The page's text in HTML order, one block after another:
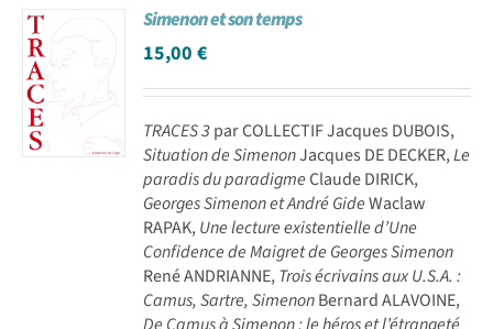
Simenon et son temps
15,00€
TRACES 3par COLLECTIF Jacques DUBOIS,
Situation de SimenonJacques DE DECKER,Le
paradis du paradigmeClaude DIRICK,
Georges Simenon et André GideWaclaw
RAPAK,Une lecture existentielle d’Une
Confidence de Maigret de Georges Simenon
René ANDRIANNE,Trois écrivains aux U.S.A. :
Camus, Sartre, SimenonBernard ALAVOINE,